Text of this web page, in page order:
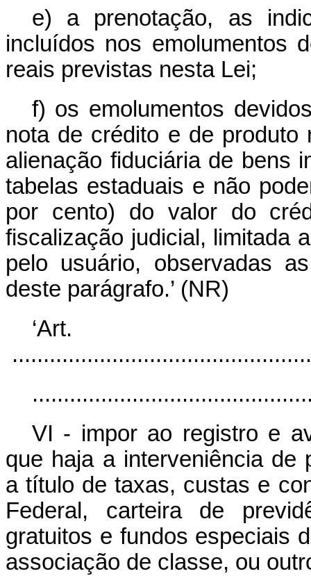
e) a prenotação, as
incluídos nos emolumentos
reais previstas nesta Lei;
f) os emolumentos
nota de crédito e de produto
alienação fiduciária de bens
tabelas estaduais e não
por cento) do valor do
fiscalização judicial, limitada
pelo usuário, observadas
deste parágrafo.’ (NR)
VI - impor ao registro e
que haja a interveniência de
a título de taxas, custas e
Federal, carteira de
gratuitos e fundos especiais
associação de classe, ou